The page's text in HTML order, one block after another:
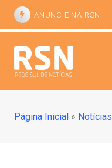
ANUNCIE NA RSN
Página Inicial » Notícias